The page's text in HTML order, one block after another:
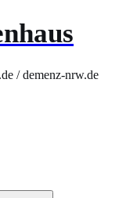
/ demenz-nrw.de